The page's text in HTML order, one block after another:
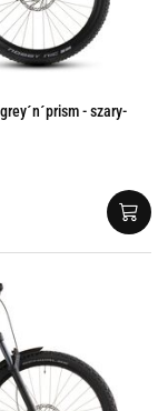
- szary-